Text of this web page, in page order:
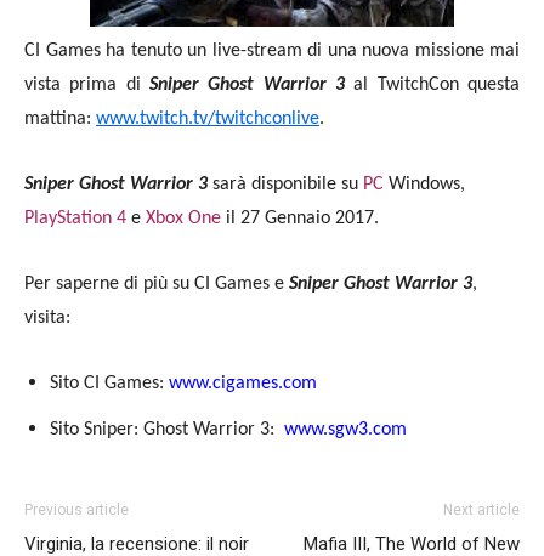
CI Games ha tenuto un live-stream di una nuova missione mai
vista prima di Sniper Ghost Warrior 3al TwitchCon questa
mattina: www.twitch.tv/twitchconlive.
Sniper Ghost Warrior 3 sarà disponibile su PC Windows,
PlayStation 4 e Xbox One il 27 Gennaio 2017.
Per saperne di più su CI Games e Sniper Ghost Warrior 3,
visita:
Sito CI Games: www.cigames.com
Sito Sniper: Ghost Warrior 3: www.sgw3.com
Previous article
Virginia, la recensione: il noir
Next article
Mafia III, The World of New